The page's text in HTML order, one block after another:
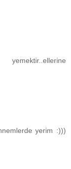
yerim :)))